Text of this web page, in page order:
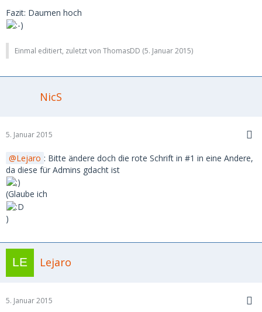
Fazit: Daumen hoch
Einmal editiert, zuletzt von ThomasDD (5. Januar 2015)
NicS
5. Januar 2015
Lejaro : Bitte ändere doch die rote Schrift in #1 in eine Andere,
da diese für Admins gdacht ist
(Glaube ich
)
Lejaro
5. Januar 2015